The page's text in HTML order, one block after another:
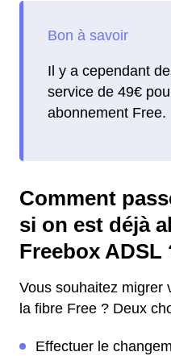
Il y a cependant
service de 49€
abonnement Free.
Comment
si on est déjà
Freebox ADSL
Vous souhaitez migrer
la fibre Free ? Deux
Effectuer le